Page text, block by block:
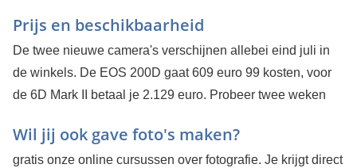
Prijs en beschikbaarheid
De twee nieuwe camera's verschijnen allebei eind juli in
de winkels. De EOS 200D gaat 609 euro 99 kosten, voor
de 6D Mark II betaal je 2.129 euro.
Wil jij ook gave foto's maken?
Probeer twee weken
gratis onze online cursussen over fotografie. Je krijgt direct